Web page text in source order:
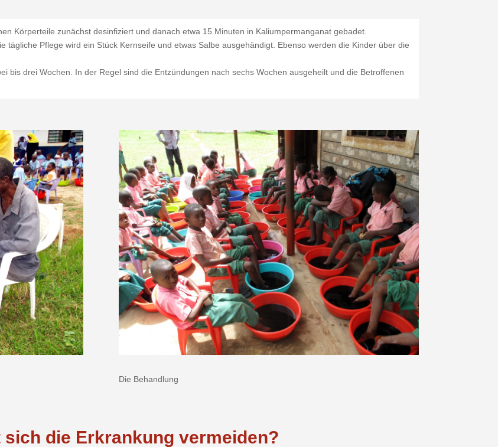
Körperteile zunächst desinfiziert und danach etwa 15 Minuten in Kaliumpermanganat gebadet.
tägliche Pflege wird ein Stück Kernseife und etwas Salbe ausgehändigt. Ebenso werden die Kinder über die
bis drei Wochen. In der Regel sind die Entzündungen nach sechs Wochen ausgeheilt und die Betroffenen
Die Behandlung
sich die Erkrankung vermeiden?